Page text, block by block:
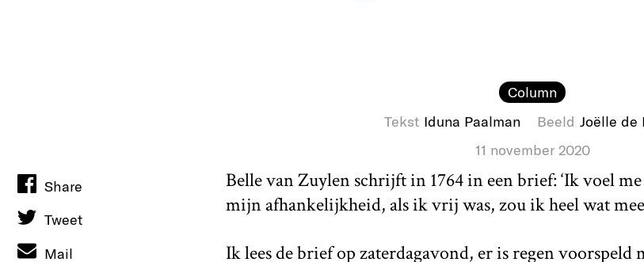
Column
Tekst Iduna Paalman Beeld Joëlle de
11 november 2020
Belle van Zuylen schrijft in 1764 in een brief: ‘Ik voel
mijn afhankelijkheid, als ik vrij was, zou ik heel wat
Ik lees de brief op zaterdagavond, er is regen voorspeld
Share
Tweet
Mail